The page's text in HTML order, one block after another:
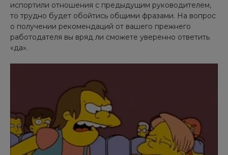
испортили отношения с предыдущим руководителем,
то трудно будет обойтись общими фразами. На вопрос
о получении рекомендаций от вашего прежнего
работодателя вы вряд ли сможете уверенно ответить
«да».